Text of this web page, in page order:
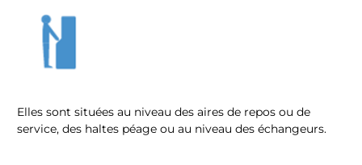
Elles sont situées au niveau des aires de repos ou de
service, des haltes péage ou au niveau des échangeurs.